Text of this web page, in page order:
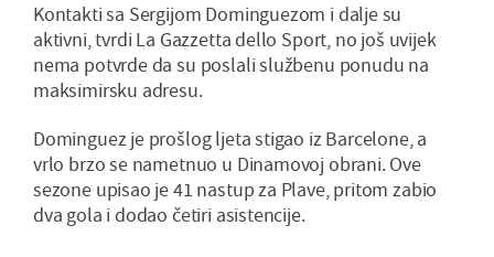
Kontakti sa Sergijom Dominguezom i dalje su
aktivni, tvrdi La Gazzetta dello Sport, no još uvijek
nema potvrde da su poslali službenu ponudu na
maksimirsku adresu.
Dominguez je prošlog ljeta stigao iz Barcelone, a
vrlo brzo se nametnuo u Dinamovoj obrani. Ove
sezone upisao je 41 nastup za Plave, pritom zabio
dva gola i dodao četiri asistencije.